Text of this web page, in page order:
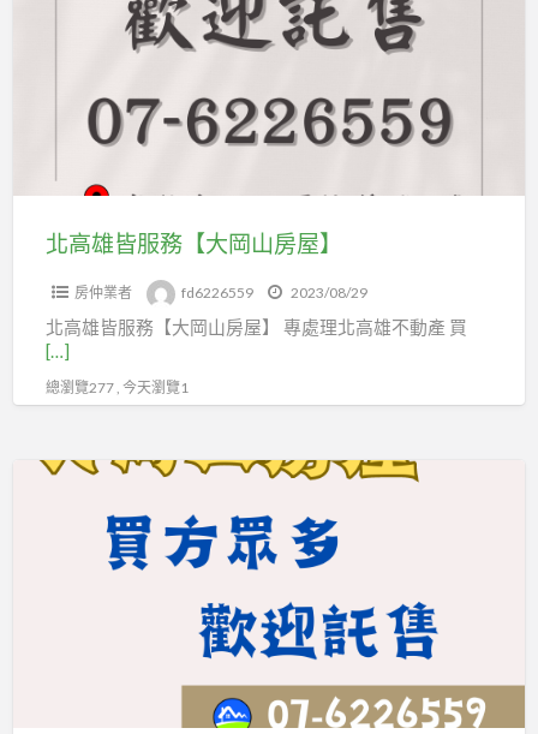
山
北高雄皆服務【大岡山房屋】
房仲業者 fd6226559 2023/08/29
北高雄皆服務【大岡山房屋】 專處理北高雄不動產 買
[…]
總瀏覽277 , 今天瀏覽1